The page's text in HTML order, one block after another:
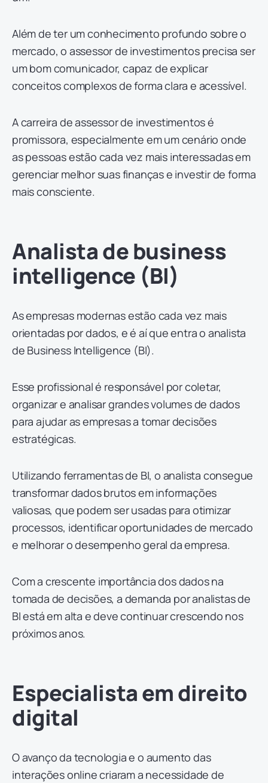
Além de ter um conhecimento profundo sobre o
mercado, o assessor de investimentos precisa ser
um bom comunicador, capaz de explicar
conceitos complexos de forma clara e acessível.
A carreira de assessor de investimentos é
promissora, especialmente em um cenário onde
as pessoas estão cada vez mais interessadas em
gerenciar melhor suas finanças e investir de forma
mais consciente.
Analista de business
intelligence (BI)
As empresas modernas estão cada vez mais
orientadas por dados, e é aí que entra o analista
de Business Intelligence (BI).
Esse profissional é responsável por coletar,
organizar e analisar grandes volumes de dados
para ajudar as empresas a tomar decisões
estratégicas.
Utilizando ferramentas de BI, o analista consegue
transformar dados brutos em informações
valiosas, que podem ser usadas para otimizar
processos, identificar oportunidades de mercado
e melhorar o desempenho geral da empresa.
Com a crescente importância dos dados na
tomada de decisões, a demanda por analistas de
BI está em alta e deve continuar crescendo nos
próximos anos.
Especialista em direito
digital
O avanço da tecnologia e o aumento das
interações online criaram a necessidade de